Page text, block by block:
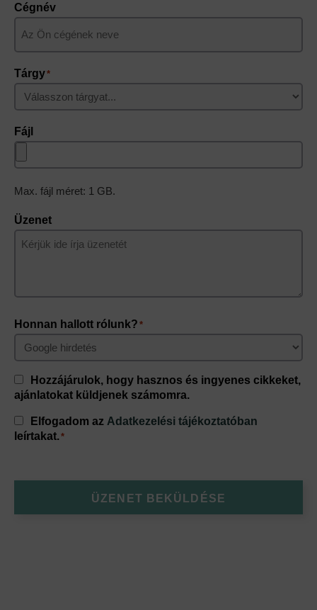
Cégnév
Tárgy*
Fájl
Max. fájl méret: 1 GB.
Üzenet
Honnan hallott rólunk? *
Consent
Hozzájárulok, hogy hasznos és ingyenes cikkeket,
ajánlatokat küldjenek számomra.
Consent*
Elfogadom az Adatkezelési tájékoztatóban
leírtakat.*
ÜZENET BEKÜLDÉSE